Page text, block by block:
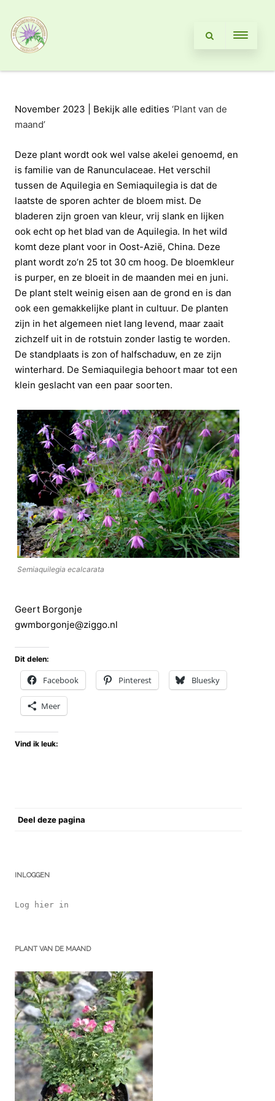
November 2023 | Bekijk alle edities ‘Plant van de
maand’
Deze plant wordt ook wel valse akelei genoemd, en
is familie van de Ranunculaceae. Het verschil
tussen de Aquilegia en Semiaquilegia is dat de
laatste de sporen achter de bloem mist. De
bladeren zijn groen van kleur, vrij slank en lijken
ook echt op het blad van de Aquilegia. In het wild
komt deze plant voor in Oost-Azië, China. Deze
plant wordt zo’n 25 tot 30 cm hoog. De bloemkleur
is purper, en ze bloeit in de maanden mei en juni.
De plant stelt weinig eisen aan de grond en is dan
ook een gemakkelijke plant in cultuur. De planten
zijn in het algemeen niet lang levend, maar zaait
zichzelf uit in de rotstuin zonder lastig te worden.
De standplaats is zon of halfschaduw, en ze zijn
winterhard. De Semiaquilegia behoort maar tot een
klein geslacht van een paar soorten.
Semiaquilegia ecalcarata
Geert Borgonje
gwmborgonje@ziggo.nl
Dit delen:
Facebook Pinterest Bluesky
Meer
Vind ik leuk:
Deel deze pagina
INLOGGEN
Log hier in
PLANT VAN DE MAAND